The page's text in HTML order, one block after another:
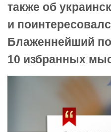
также об
и
Блаженнейший
10 избранных